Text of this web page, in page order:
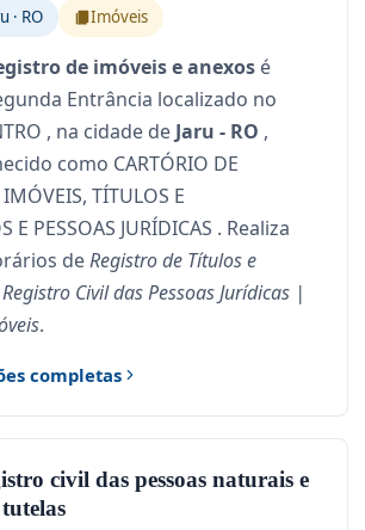
· RO Imóveis
de imóveis e anexos é
Entrância localizado no
, na cidade de Jaru - RO ,
como CARTÓRIO DE
TÍTULOS E
E PESSOAS JURÍDICAS . Realiza
deRegistro de Títulos e
Civil das Pessoas Jurídicas |
.
completas
civil das pessoas naturais e